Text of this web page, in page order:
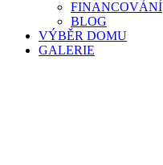
FINANCOVÁNÍ
BLOG
VÝBĚR DOMU
GALERIE